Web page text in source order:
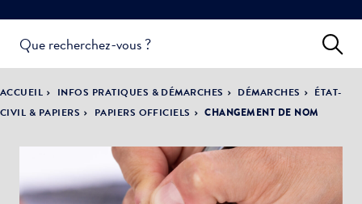
PRATIQUES &
DÉMARCHES
ACTUALITÉS &
ÉVÈNEMENTS
LA VILLE
DÉMOCRATIE
PARTICIPATIVE
ACCUEIL INFOS PRATIQUES & DÉMARCHES DÉMARCHES
ÉTAT-
CIVIL & PAPIERS
PAPIERS OFFICIELS CHANGEMENT DE NOM